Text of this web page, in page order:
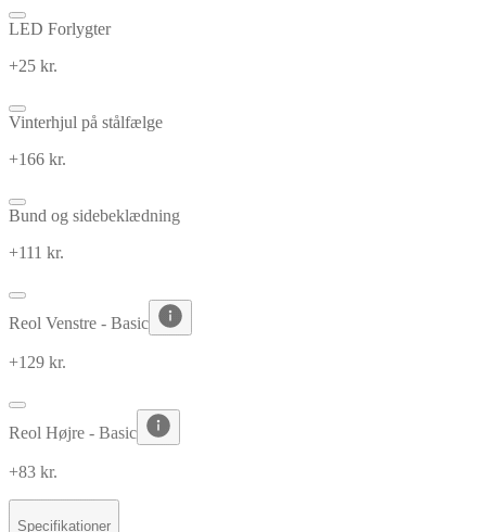
LED Forlygter
+25 kr.
Vinterhjul på stålfælge
+166 kr.
Bund og sidebeklædning
+111 kr.
Reol Venstre - Basic
+129 kr.
Reol Højre - Basic
+83 kr.
Specifikationer